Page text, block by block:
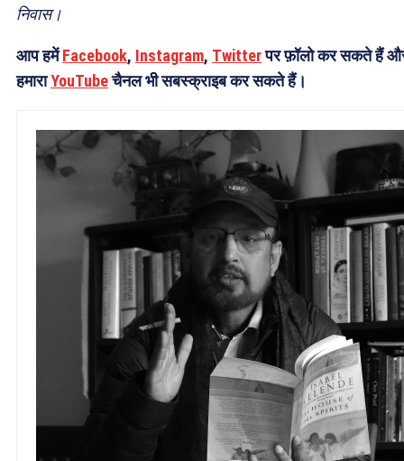
निवास।
आप हमेंFacebook, Instagram, Twitterपर फ़ॉलो कर सकते हैं
हमाराYouTubeचैनल भी सबस्क्राइब कर सकते हैं।